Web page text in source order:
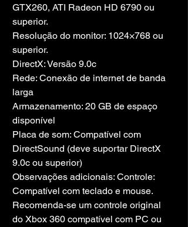
GTX260, ATI Radeon HD 6790 ou
superior.
Resolução do monitor: 1024×768 ou
superior.
DirectX: Versão 9.0c
Rede: Conexão de internet de banda
larga
Armazenamento: 20 GB de espaço
disponível
Placa de som: Compatível com
DirectSound (deve suportar DirectX
9.0c ou superior)
Observações adicionais: Controle:
Compatível com teclado e mouse.
Recomenda-se um controle original
do Xbox 360 compatível com PC ou